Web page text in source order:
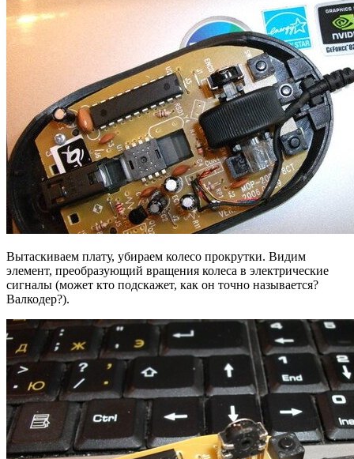
Вытаскиваем плату, убираем колесо прокрутки. Видим
элемент, преобразующий вращения колеса в электрические
сигналы (может кто подскажет, как он точно называется?
Валкодер?).